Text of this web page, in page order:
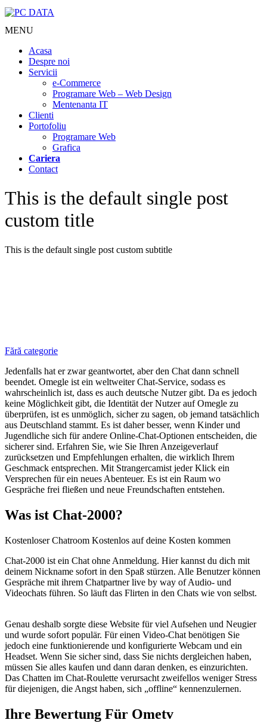
MENU
Acasa
Despre noi
Servicii
e-Commerce
Programare Web – Web Design
Mentenanta IT
Clienti
Portofoliu
Programare Web
Grafica
Cariera
Contact
This is the default single post
custom title
This is the default single post custom subtitle
Fără categorie
Jedenfalls hat er zwar geantwortet, aber den Chat dann schnell
beendet. Omegle ist ein weltweiter Chat-Service, sodass es
wahrscheinlich ist, dass es auch deutsche Nutzer gibt. Da es jedoch
keine Möglichkeit gibt, die Identität der Nutzer auf Omegle zu
überprüfen, ist es unmöglich, sicher zu sagen, ob jemand tatsächlich
aus Deutschland stammt. Es ist daher besser, wenn Kinder und
Jugendliche sich für andere Online-Chat-Optionen entscheiden, die
sicherer sind. Erfahren Sie, wie Sie Ihren Anzeigeverlauf
zurücksetzen und Empfehlungen erhalten, die wirklich Ihrem
Geschmack entsprechen. Mit Strangercamist jeder Klick ein
Versprechen für ein neues Abenteuer. Es ist ein Raum wo
Gespräche frei fließen und neue Freundschaften entstehen.
Was ist Chat-2000?
Kostenloser Chatroom Kostenlos auf deine Kosten kommen
Chat-2000 ist ein Chat ohne Anmeldung. Hier kannst du dich mit
deinem Nickname sofort in den Spaß stürzen. Alle Benutzer können
Gespräche mit ihrem Chatpartner live by way of Audio- und
Videochats führen. So läuft das Flirten in den Chats wie von selbst.
Genau deshalb sorgte diese Website für viel Aufsehen und Neugier
und wurde sofort populär. Für einen Video-Chat benötigen Sie
jedoch eine funktionierende und konfigurierte Webcam und ein
Headset. Wenn Sie sicher sind, dass Sie nichts dergleichen haben,
müssen Sie alles kaufen und dann daran denken, es einzurichten.
Das Chatten im Chat-Roulette verursacht zweifellos weniger Stress
für diejenigen, die Angst haben, sich „offline“ kennenzulernen.
Ihre Bewertung Für Ometv